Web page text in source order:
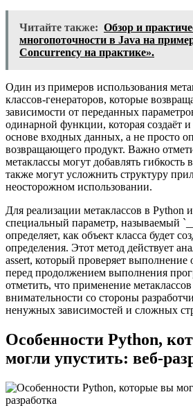
Читайте также: Обзор и
многопоточности в Java на
Concurrency на практике».
Один из примеров использования
классов-генераторов, которые
зависимости от переданных
одинарной функции, которая создаёт
основе входных данных, а не просто
возвращающего продукт. Важно
метаклассы могут добавлять гибкость
также могут усложнить структуру
неосторожном использовании.
Для реализации метаклассов в Python
специальный параметр, называемый
определяет, как объект класса будет
определения. Этот метод действует
assert, который проверяет выполнение
перед продолжением выполнения
отметить, что применение метаклассов
внимательности со стороны
ненужных зависимостей и сложных
Особенности Python,
могли упустить: веб-